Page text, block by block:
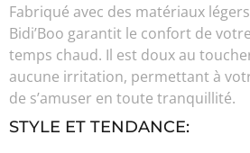
Fabriqué avec des matériaux
Bidi’Boo garantit le confort de
temps chaud. Il est doux au
aucune irritation, permettant à
de s’amuser en toute tranquillité.
STYLE ET TENDANCE: